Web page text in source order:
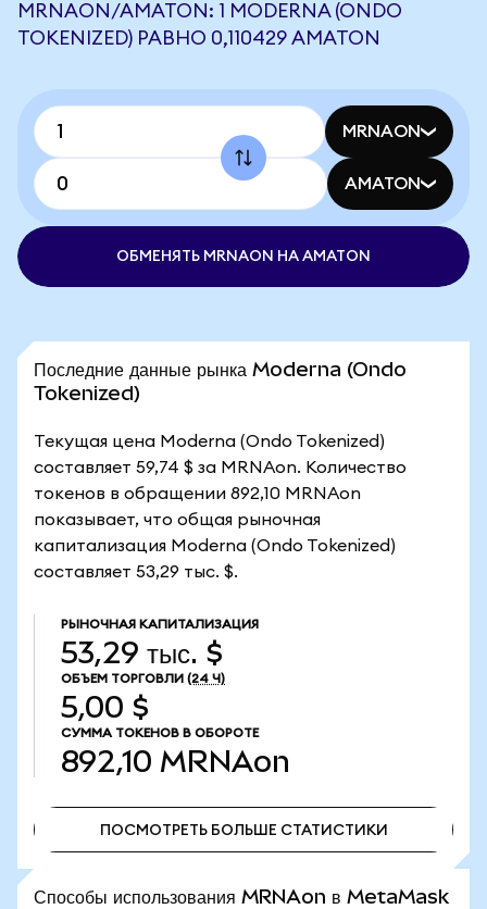
MRNAON/AMATON: 1 MODERNA (ONDO
TOKENIZED) РАВНО 0,110429 AMATON
MRNAON
AMATON
ОБМЕНЯТЬ MRNAON НА AMATON
Последние данные рынка Moderna (Ondo
Tokenized)
Текущая цена Moderna (Ondo Tokenized)
составляет 59,74 $ за MRNAon. Количество
токенов в обращении 892,10 MRNAon
показывает, что общая рыночная
капитализация Moderna (Ondo Tokenized)
составляет 53,29 тыс. $.
РЫНОЧНАЯ КАПИТАЛИЗАЦИЯ
53,29 тыс. $
ОБЪЕМ ТОРГОВЛИ (24 Ч)
5,00 $
СУММА ТОКЕНОВ В ОБОРОТЕ
892,10 MRNAon
ПОСМОТРЕТЬ БОЛЬШЕ СТАТИСТИКИ
Способы использования MRNAon в MetaMask